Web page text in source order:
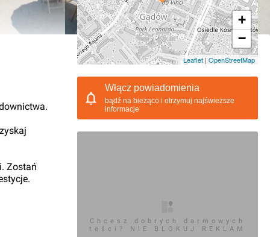
+
−
Leaflet |OpenStreetMap
Zostań
Włącz powiadomienia
bądź na bieżąco i otrzymuj najświeższe
informacje
Chcesz dobrych darmowych
teści? NIE BLOKUJ REKLAM